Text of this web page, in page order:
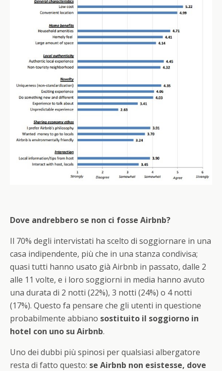
Dove andrebbero se non ci fosse Airbnb?
Il 70% degli intervistati ha scelto di soggiornare in una
casa indipendente, più che in una stanza condivisa;
quasi tutti hanno usato già Airbnb in passato, dalle 2
alle 11 volte, e i loro soggiorni in media hanno avuto
una durata di 2 notti (22%), 3 notti (24%) o 4 notti
(17%). Questo fa pensare che gli utenti in questione
probabilmente abbiano sostituito il soggiorno in
hotel con uno su Airbnb.
Uno dei dubbi più spinosi per qualsiasi albergatore
resta di fatto questo: se Airbnb non esistesse, dove